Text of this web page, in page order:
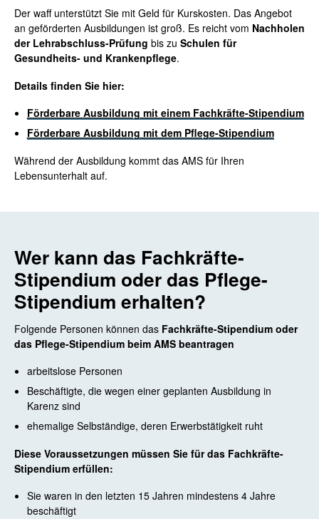
Der waff unterstützt Sie mit Geld für Kurskosten. Das Angebot
an geförderten Ausbildungen ist groß. Es reicht vom Nachholen
der Lehrabschluss-Prüfung bis zu Schulen für
Gesundheits- und Krankenpflege.
Details finden Sie hier:
Förderbare Ausbildung mit einem Fachkräfte-Stipendium
Förderbare Ausbildung mit dem Pflege-Stipendium
Während der Ausbildung kommt das AMS für Ihren
Lebensunterhalt auf.
Wer kann das Fachkräfte-
Stipendium oder das Pflege-
Stipendium erhalten?
Folgende Personen können das Fachkräfte-Stipendium oder
das Pflege-Stipendium beim AMS beantragen
arbeitslose Personen
Beschäftigte, die wegen einer geplanten Ausbildung in
Karenz sind
ehemalige Selbständige, deren Erwerbstätigkeit ruht
Diese Voraussetzungen müssen Sie für das Fachkräfte-
Stipendium erfüllen:
Sie waren in den letzten 15 Jahren mindestens 4 Jahre
beschäftigt